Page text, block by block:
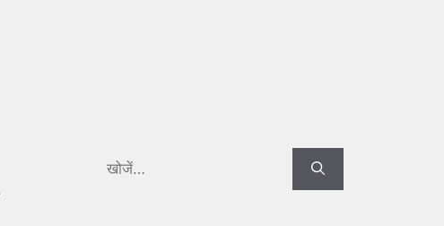
Search
for: